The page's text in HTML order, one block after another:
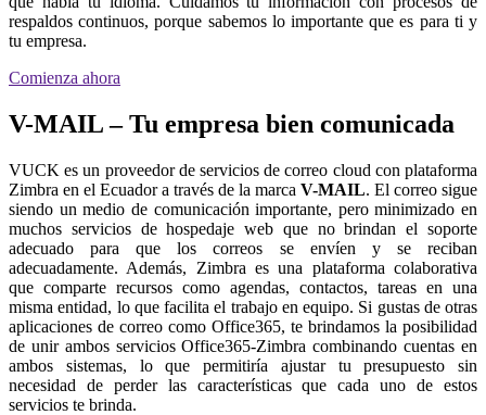
respaldos continuos, porque sabemos lo importante que es para ti y
tu empresa.
Comienza ahora
V-MAIL – Tu empresa bien comunicada
VUCK es un proveedor de servicios de correo cloud con plataforma
Zimbra en el Ecuador a través de la marca V-MAIL. El correo sigue
siendo un medio de comunicación importante, pero minimizado en
muchos servicios de hospedaje web que no brindan el soporte
adecuado para que los correos se envíen y se reciban
adecuadamente. Además, Zimbra es una plataforma colaborativa
que comparte recursos como agendas, contactos, tareas en una
misma entidad, lo que facilita el trabajo en equipo. Si gustas de otras
aplicaciones de correo como Office365, te brindamos la posibilidad
de unir ambos servicios Office365-Zimbra combinando cuentas en
ambos sistemas, lo que permitiría ajustar tu presupuesto sin
necesidad de perder las características que cada uno de estos
servicios te brinda.